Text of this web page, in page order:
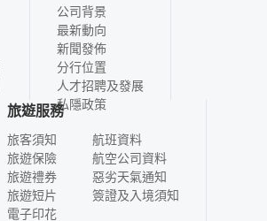
公司背景
最新動向
新聞發佈
分行位置
人才招聘及發展
私隱政策
旅遊服務
旅客須知
旅遊保險
旅遊禮券
旅遊短片
電子印花
航班資料
航空公司資料
惡劣天氣通知
簽證及入境須知